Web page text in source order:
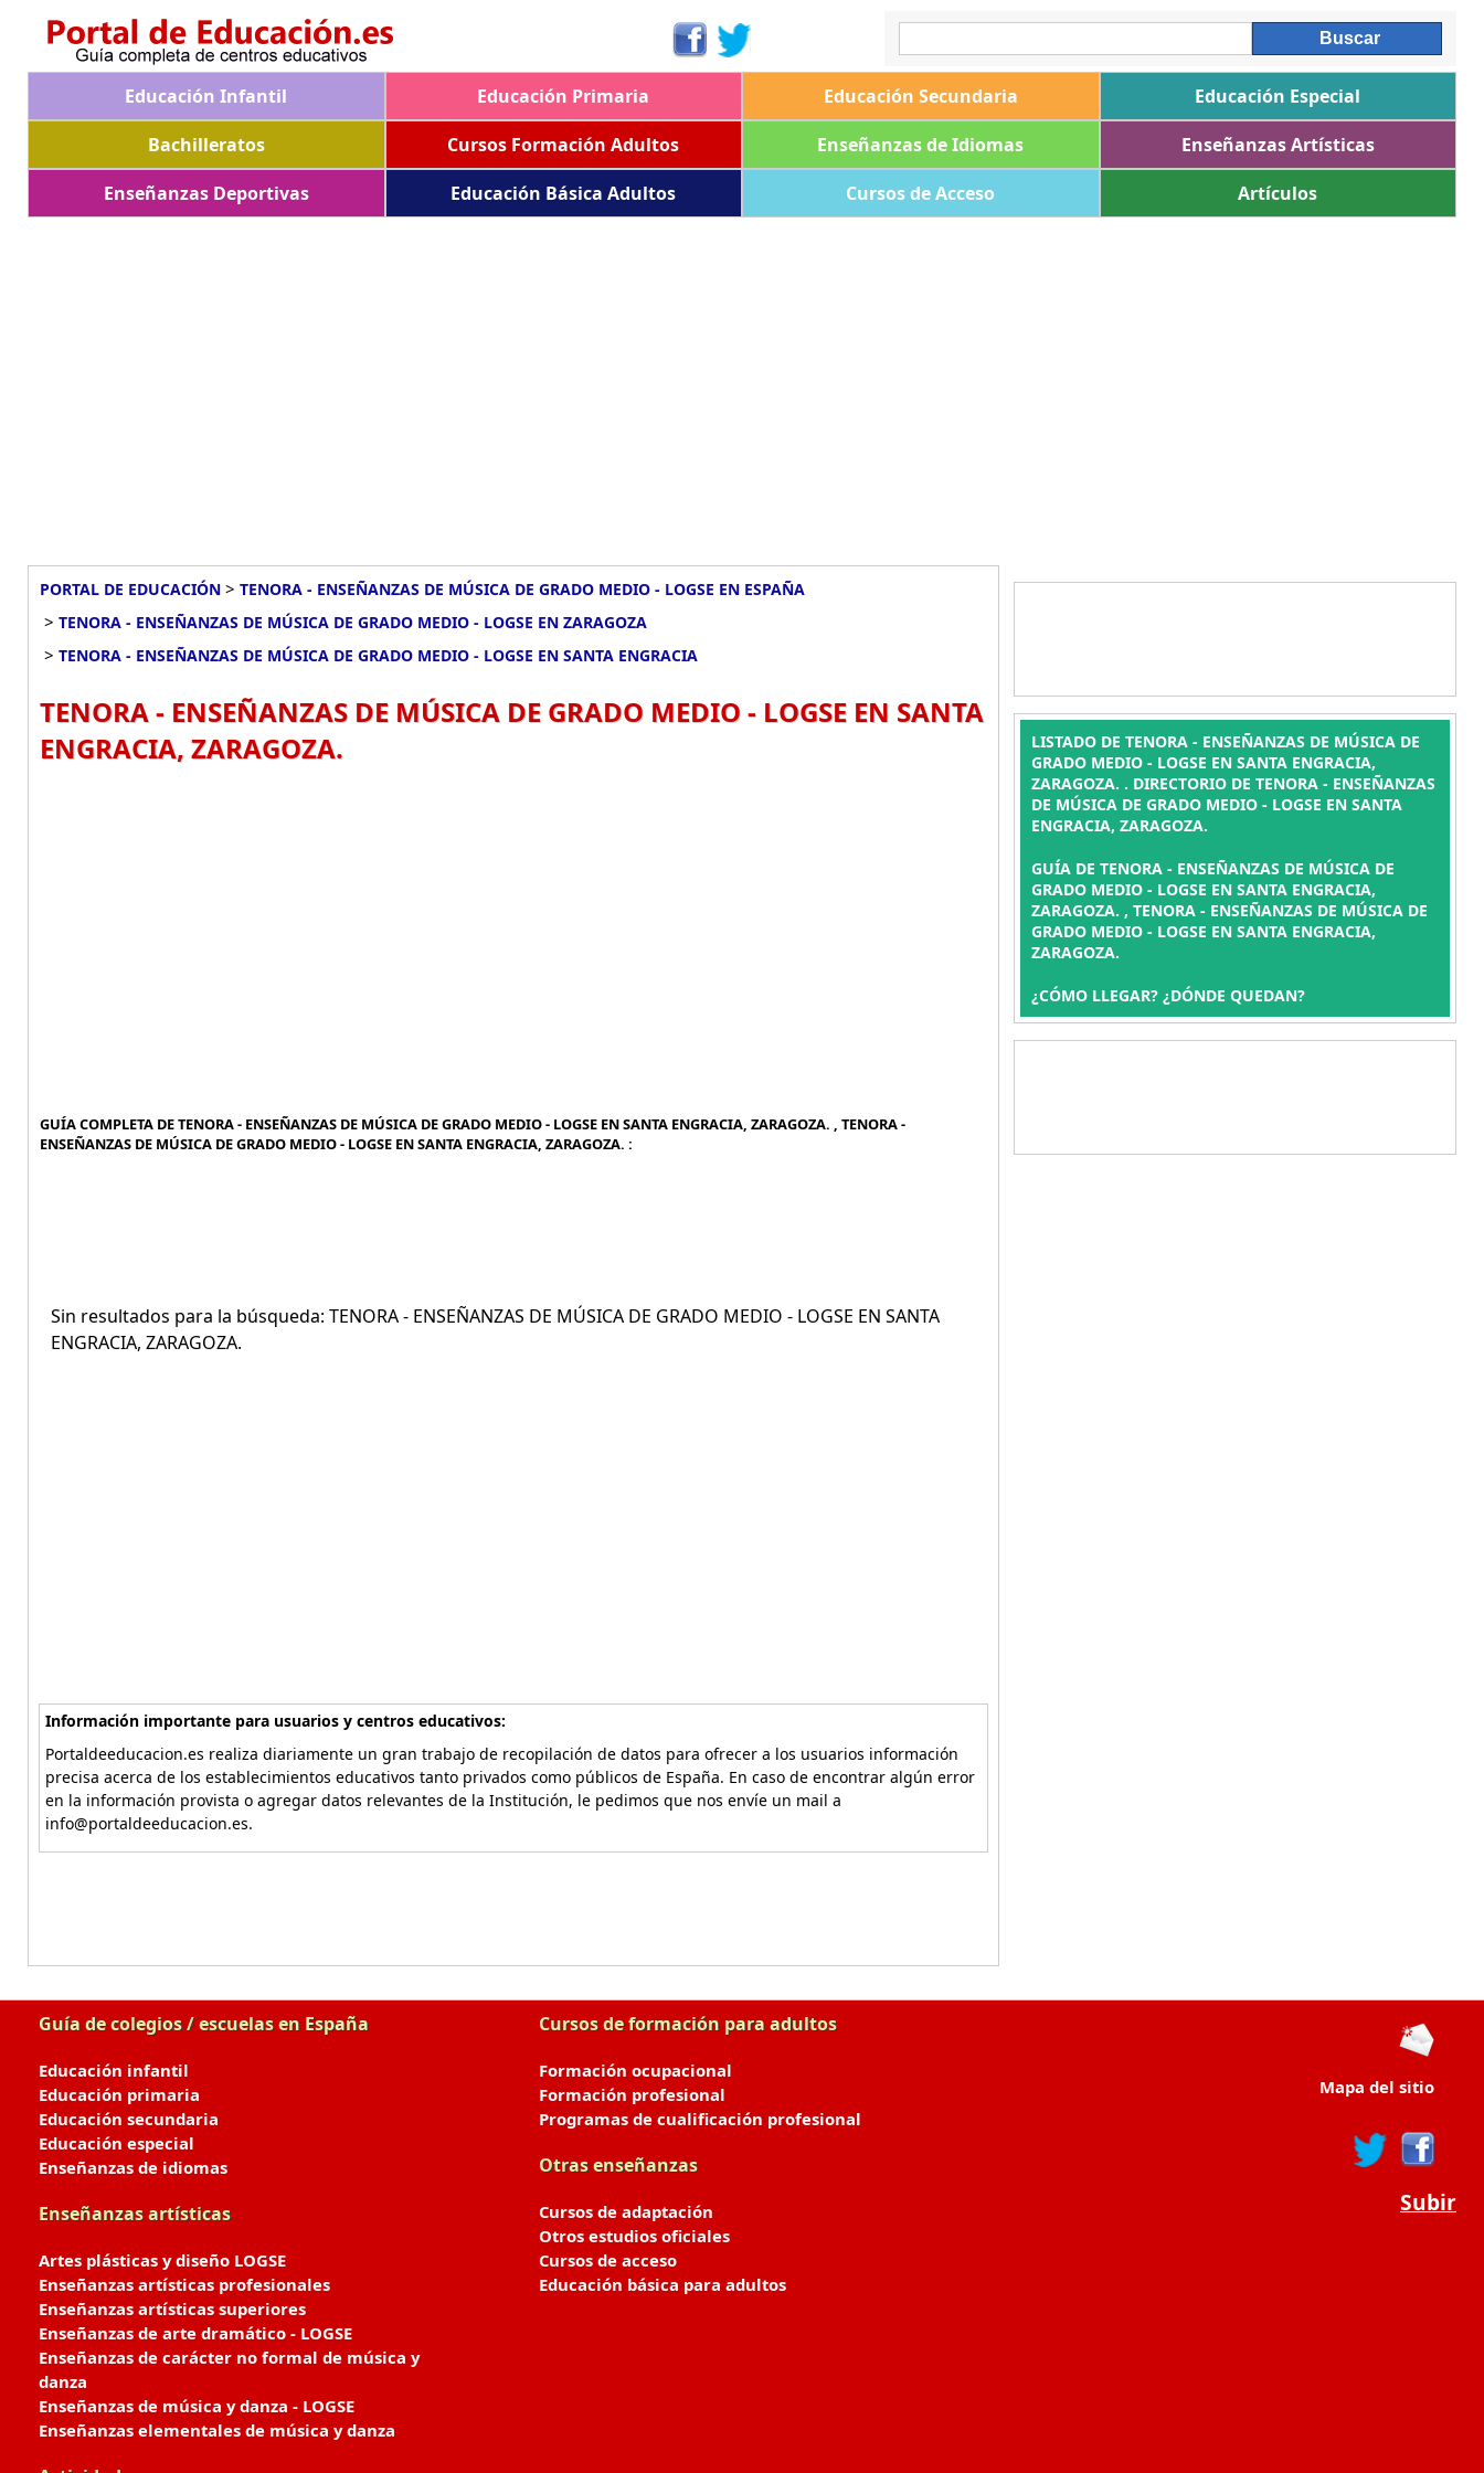
Educación Infantil Educación Primaria Educación Secundaria
Educación Especial
Bachilleratos
Cursos Formación Adultos Enseñanzas de Idiomas
Enseñanzas Artísticas
Enseñanzas Deportivas
Educación Básica Adultos Cursos de Acceso Artículos
PORTAL DE EDUCACIÓN > TENORA - ENSEÑANZAS DE MÚSICA DE GRADO MEDIO - LOGSE EN ESPAÑA
> TENORA - ENSEÑANZAS DE MÚSICA DE GRADO MEDIO - LOGSE EN ZARAGOZA
> TENORA - ENSEÑANZAS DE MÚSICA DE GRADO MEDIO - LOGSE EN SANTA ENGRACIA
TENORA - ENSEÑANZAS DE MÚSICA DE GRADO MEDIO - LOGSE EN SANTA
ENGRACIA, ZARAGOZA.
GUÍA COMPLETA DE TENORA - ENSEÑANZAS DE MÚSICA DE GRADO MEDIO - LOGSE EN SANTA ENGRACIA, ZARAGOZA. , TENORA -
ENSEÑANZAS DE MÚSICA DE GRADO MEDIO - LOGSE EN SANTA ENGRACIA, ZARAGOZA. :
Sin resultados para la búsqueda: TENORA - ENSEÑANZAS DE MÚSICA DE GRADO MEDIO - LOGSE EN SANTA
ENGRACIA, ZARAGOZA.
Información importante para usuarios y centros educativos:
Portaldeeducacion.es realiza diariamente un gran trabajo de recopilación de datos para ofrecer a los usuarios información
precisa acerca de los establecimientos educativos tanto privados como públicos de España. En caso de encontrar algún error
en la información provista o agregar datos relevantes de la Institución, le pedimos que nos envíe un mail a
info@portaldeeducacion.es.
LISTADO DE TENORA - ENSEÑANZAS DE MÚSICA DE
GRADO MEDIO - LOGSE EN SANTA ENGRACIA,
ZARAGOZA. . DIRECTORIO DE TENORA - ENSEÑANZAS
DE MÚSICA DE GRADO MEDIO - LOGSE EN SANTA
ENGRACIA, ZARAGOZA.
GUÍA DE TENORA - ENSEÑANZAS DE MÚSICA DE
GRADO MEDIO - LOGSE EN SANTA ENGRACIA,
ZARAGOZA. , TENORA - ENSEÑANZAS DE MÚSICA DE
GRADO MEDIO - LOGSE EN SANTA ENGRACIA,
ZARAGOZA.
¿CÓMO LLEGAR? ¿DÓNDE QUEDAN?
Guía de colegios / escuelas en España
Educación infantil
Educación primaria
Educación secundaria
Educación especial
Enseñanzas de idiomas
Enseñanzas artísticas
Artes plásticas y diseño LOGSE
Enseñanzas artísticas profesionales
Enseñanzas artísticas superiores
Enseñanzas de arte dramático - LOGSE
Enseñanzas de carácter no formal de música y
danza
Enseñanzas de música y danza - LOGSE
Enseñanzas elementales de música y danza
Cursos de formación para adultos
Formación ocupacional
Formación profesional
Programas de cualificación profesional
Otras enseñanzas
Cursos de adaptación
Otros estudios oficiales
Cursos de acceso
Educación básica para adultos
Mapa del sitio
Subir